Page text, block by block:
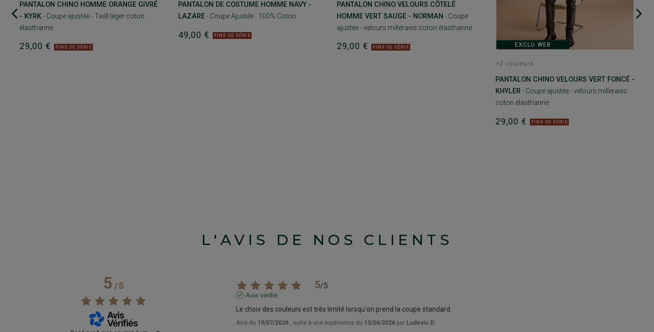
PANTALON CHINO HOMME ORANGE GIVRÉ
- KYRK- Coupe ajustée - Twill léger coton
élasthanne
29,00 € FINS DE SÉRIE
PANTALON DE COSTUME HOMME NAVY -
LAZARE- Coupe Ajustée - 100% Coton
49,00 € FINS DE SÉRIE
PANTALON CHINO VELOURS CÔTELÉ
HOMME VERT SAUGE - NORMAN - Coupe
ajustée - velours milleraies coton élasthanne
29,00 € FINS DE SÉRIE EXCLU WEB
+2 couleurs
PANTALON CHINO VELOURS VERT FONCÉ -
KHYLER - Coupe ajustée - velours milleraies
coton élasthanne
29,00 € FINS DE SÉRIE
L'AVIS DE NOS CLIENTS
5/5 5/5
Avis vérifié
Le choix des couleurs est très limité lorsqu'on prend la coupe standard.
Avis du 10/07/2026 , suite à une expérience du 13/06/2026 par Ludovic D.